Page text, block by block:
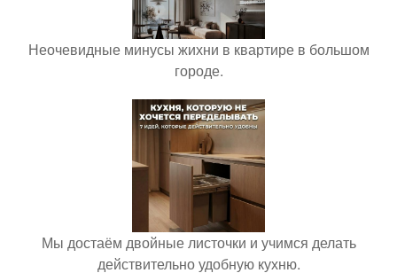
Неочевидные минусы жихни в квартире в большом
городе.
Мы достаём двойные листочки и учимся делать
действительно удобную кухню.